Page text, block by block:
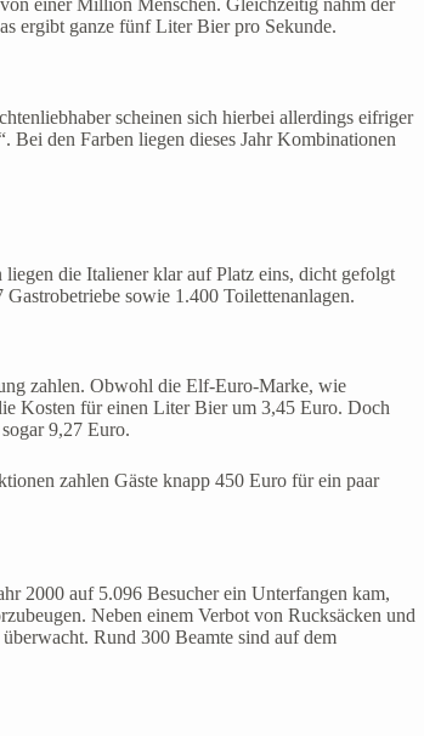
einer Million Menschen. Gleichzeitig nahm der
ergibt ganze fünf Liter Bier pro Sekunde.
scheinen sich hierbei allerdings eifriger
Bei den Farben liegen dieses Jahr Kombinationen
die Italiener klar auf Platz eins, dicht gefolgt
sowie 1.400 Toilettenanlagen.
zahlen. Obwohl die Elf-Euro-Marke, wie
Kosten für einen Liter Bier um 3,45 Euro. Doch
9,27 Euro.
zahlen Gäste knapp 450 Euro für ein paar
2000 auf 5.096 Besucher ein Unterfangen kam,
Neben einem Verbot von Rucksäcken und
Rund 300 Beamte sind auf dem